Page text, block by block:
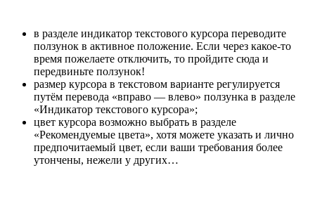
в разделе индикатор текстового курсора переводите
ползунок в активное положение. Если через какое-то
время пожелаете отключить, то пройдите сюда и
передвиньте ползунок!
размер курсора в текстовом варианте регулируется
путём перевода «вправо — влево» ползунка в разделе
«Индикатор текстового курсора»;
цвет курсора возможно выбрать в разделе
«Рекомендуемые цвета», хотя можете указать и лично
предпочитаемый цвет, если ваши требования более
утончены, нежели у других…